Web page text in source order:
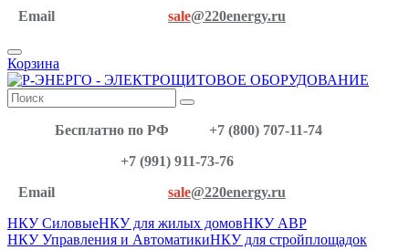
Email
sale@220energy.ru
Корзина
Бесплатно по РФ
+7 (800) 707-11-74
+7 (991) 911-73-76
Email
sale@220energy.ru
НКУ СиловыеНКУ для жилых домовНКУ АВР
НКУ Управления и АвтоматикиНКУ для стройплощадок